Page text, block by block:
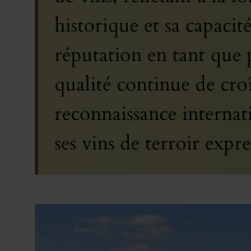
historique et sa
réputation en tant que
qualité continue de
reconnaissance
ses vins de terroir